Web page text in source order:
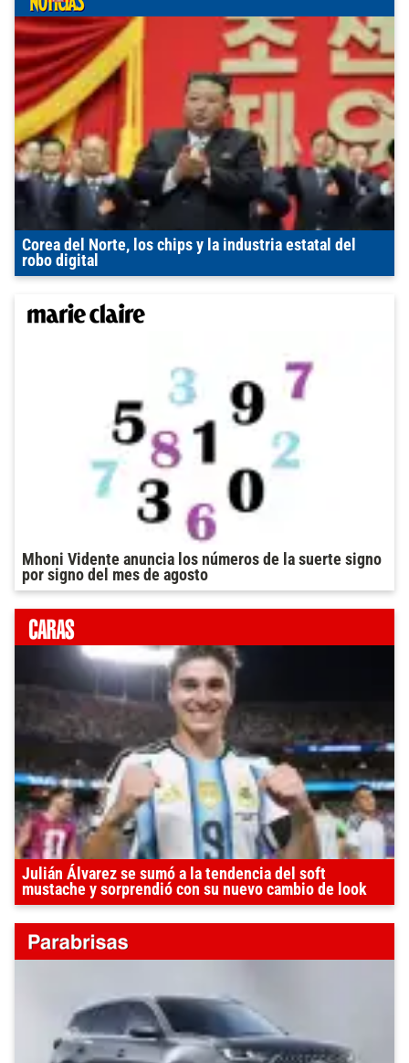
Corea del Norte, los chips y la industria estatal del
robo digital
Mhoni Vidente anuncia los números de la suerte signo
por signo del mes de agosto
Julián Álvarez se sumó a la tendencia del soft
mustache y sorprendió con su nuevo cambio de look